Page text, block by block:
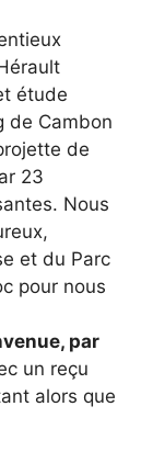
étude
de Cambon
de
23
Nous
et du Parc
pour nous
par
un reçu
alors que